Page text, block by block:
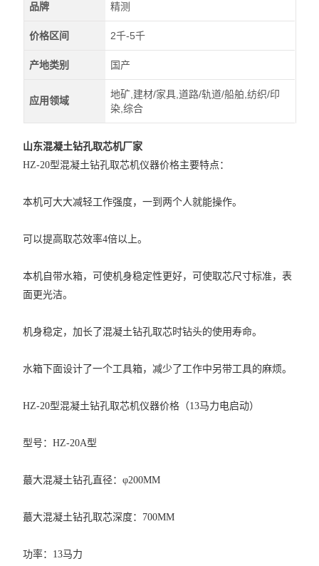
品牌 精测
价格区间 2千-5千
产地类别 国产
应用领域
地矿,建材/家具,道路/轨道/船舶,纺织/印
染,综合
山东混凝土钻孔取芯机厂家
HZ-20型混凝土钻孔取芯机仪器价格主要特点：
本机可大大减轻工作强度，一到两个人就能操作。
可以提高取芯效率4倍以上。
本机自带水箱，可使机身稳定性更好，可使取芯尺寸标准，表
面更光洁。
机身稳定，加长了混凝土钻孔取芯时钻头的使用寿命。
水箱下面设计了一个工具箱，减少了工作中另带工具的麻烦。
HZ-20型混凝土钻孔取芯机仪器价格（13马力电启动）
型号：HZ-20A型
蕞大混凝土钻孔直径：φ200MM
蕞大混凝土钻孔取芯深度：700MM
功率：13马力